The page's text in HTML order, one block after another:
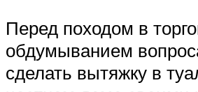
Перед походом в
обдумыванием
сделать вытяжку в